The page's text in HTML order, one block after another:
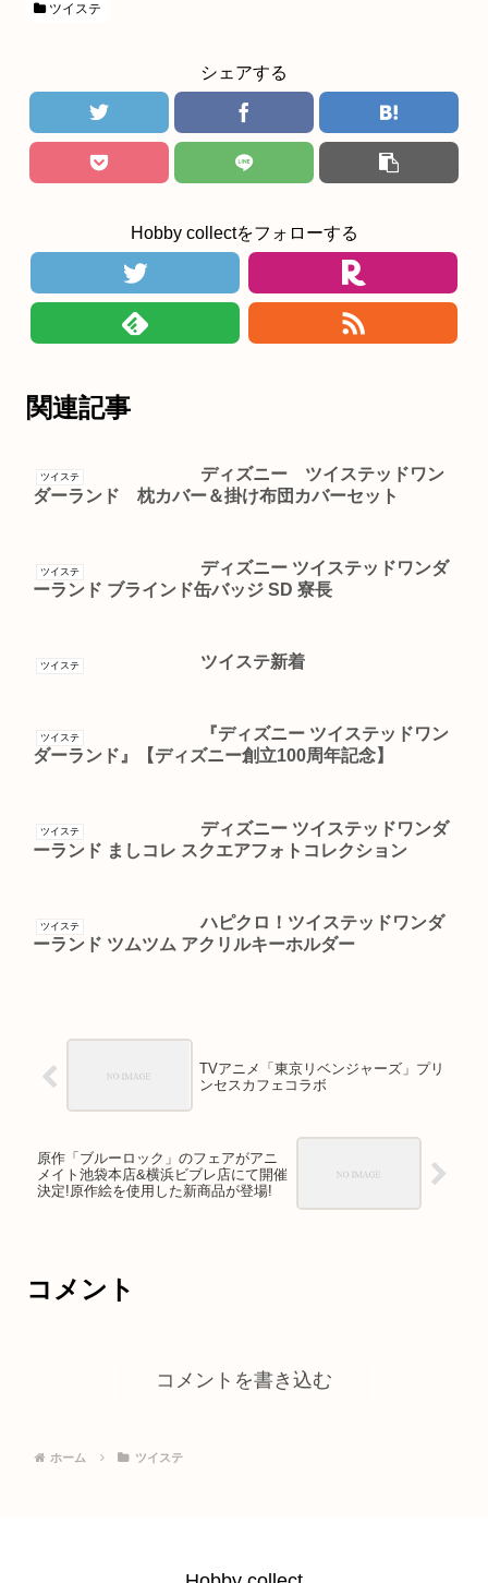
ツイステ
シェアする
Hobby collectをフォローする
関連記事
ツイステ
ディズニー ツイステッドワン
ダーランド 枕カバー＆掛け布団カバーセット
ツイステ
ディズニー ツイステッドワンダ
ーランド ブラインド缶バッジ SD 寮長
ツイステ ツイステ新着
ツイステ
『ディズニー ツイステッドワン
ダーランド』【ディズニー創立100周年記念】
ツイステ
ディズニー ツイステッドワンダ
ーランド ましコレ スクエアフォトコレクション
ツイステ
ハピクロ！ツイステッドワンダ
ーランド ツムツム アクリルキーホルダー
TVアニメ「東京リベンジャーズ」プリ
ンセスカフェコラボ
原作「ブルーロック」のフェアがアニ
メイト池袋本店&横浜ビブレ店にて開催
決定!原作絵を使用した新商品が登場!
コメント
コメントを書き込む
ホーム ツイステ